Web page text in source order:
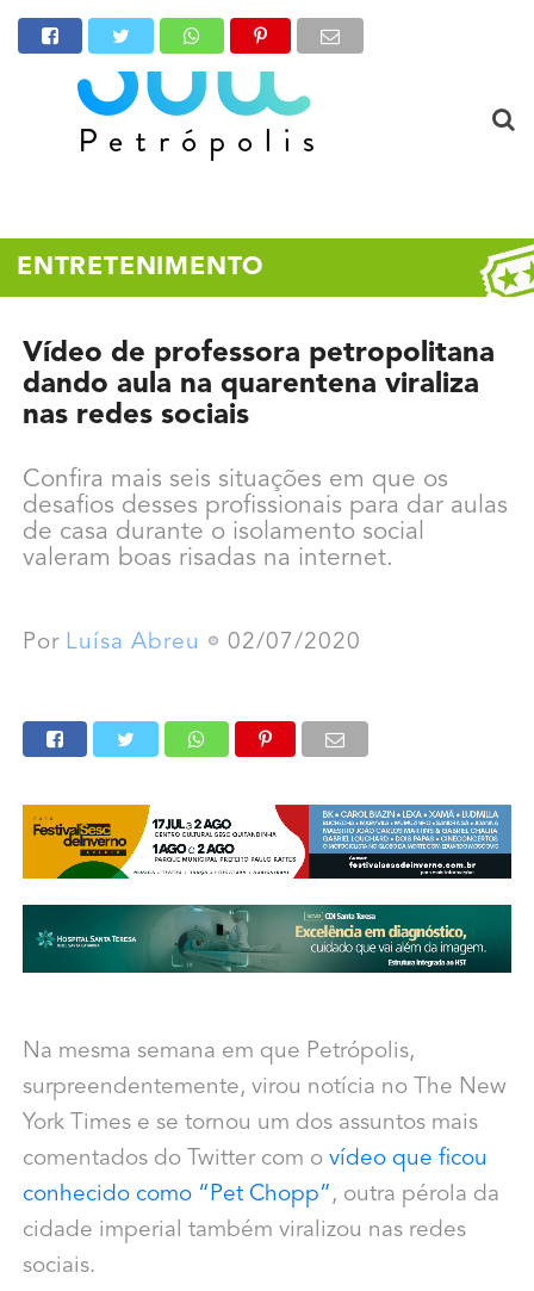
ENTRETENIMENTO
Vídeo de professora petropolitana
dando aula na quarentena viraliza
nas redes sociais
Confira mais seis situações em que os
desafios desses profissionais para dar aulas
de casa durante o isolamento social
valeram boas risadas na internet.
Por Luísa Abreu 02/07/2020
Na mesma semana em que Petrópolis,
surpreendentemente, virou notícia no The New
York Times e se tornou um dos assuntos mais
comentados do Twitter com o vídeo que ficou
conhecido como “Pet Chopp” , outra pérola da
cidade imperial também viralizou nas redes
sociais.